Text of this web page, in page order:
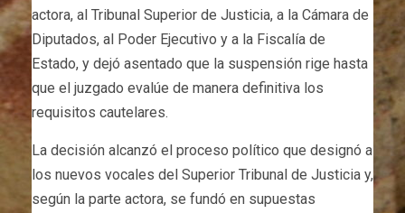
actora, al Tribunal Superior de Justicia, a la Cámara de
Diputados, al Poder Ejecutivo y a la Fiscalía de
Estado, y dejó asentado que la suspensión rige hasta
que el juzgado evalúe de manera definitiva los
requisitos cautelares.
La decisión alcanzó el proceso político que designó a
los nuevos vocales del Superior Tribunal de Justicia y,
según la parte actora, se fundó en supuestas